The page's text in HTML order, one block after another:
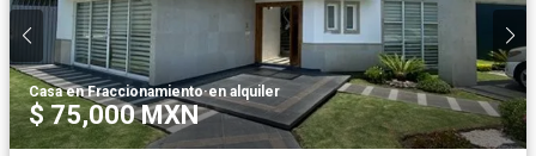
Casa en Fraccionamiento·en alquiler
$ 75,000 MXN